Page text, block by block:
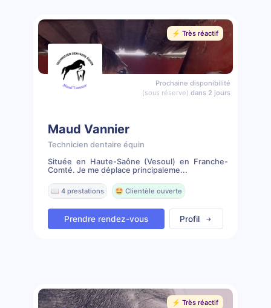
⚡️ Très réactif
Prochaine disponibilité
(sous réserve) dans 2 jours
Maud Vannier
Technicien dentaire équin
Située en Haute-Saône (Vesoul) en Franche-
Comté. Je me déplace principaleme...
📖 4 prestations 🤩 Clientèle ouverte
Prendre rendez-vous Profil
⚡️ Très réactif